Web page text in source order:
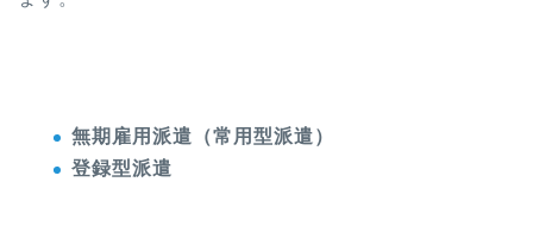
無期雇用派遣（常用型派遣）
登録型派遣